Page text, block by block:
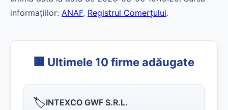
informațiilor: ANAF, Registrul Comerțului.
🏢 Ultimele 10 firme adăugate
🏷️INTEXCO GWF S.R.L.